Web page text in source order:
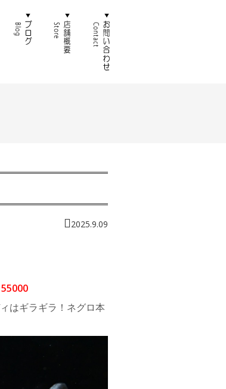
2025.9.09
55000
はギラギラ！ネグロ本